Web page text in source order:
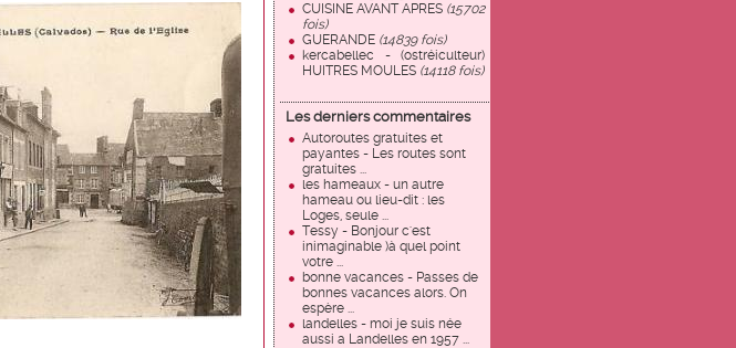
CUISINE AVANT APRES (15702
fois)
GUERANDE (14839 fois)
kercabellec - (ostréiculteur)
HUITRES MOULES (14118 fois)
Les derniers commentaires
Autoroutes gratuites et
payantes - Les routes sont
gratuites ...
les hameaux - un autre
hameau ou lieu-dit : les
Loges, seule ...
Tessy - Bonjour c'est
inimaginable )à quel point
votre ...
bonne vacances - Passes de
bonnes vacances alors. On
espère ...
landelles - moi je suis née
aussi a Landelles en 1957 ...